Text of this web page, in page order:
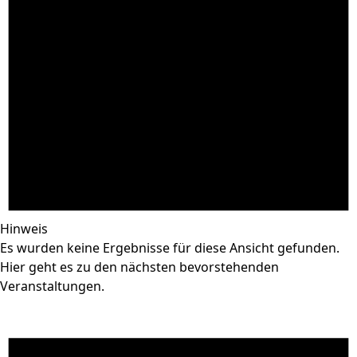
Hinweis
Es wurden keine Ergebnisse für diese Ansicht gefunden.
Hier geht es zu den nächsten bevorstehenden
Veranstaltungen.